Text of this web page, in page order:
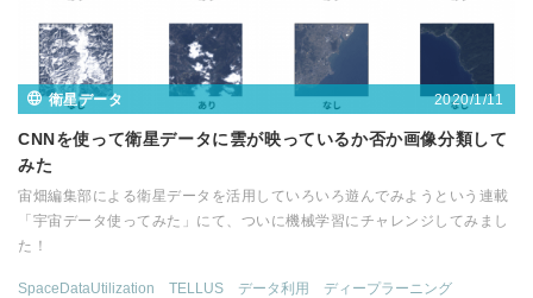
衛星データ 2020/1/11
CNNを使って衛星データに雲が映っているか否か画像分類して
みた
宙畑編集部による衛星データを活用していろいろ遊んでみようという連載
「宇宙データ使ってみた」にて、ついに機械学習にチャレンジしてみまし
た！
SpaceDataUtilization TELLUS データ利用
ディープラーニング